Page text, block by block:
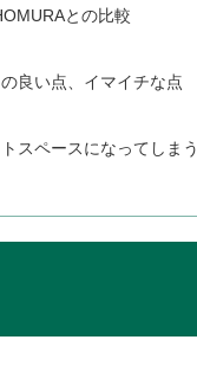
との比較
良い点、イマイチな点
スペースになってしまう